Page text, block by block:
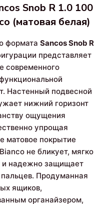
Snob R 1.0 100
(матовая белая)
формата Sancos Snob R
представляет
современного
Настенный подвесной
нижний горизонт
ощущения
упрощая
матовое покрытие
не бликует, мягко
и надежно защищает
Продуманная
ящиков,
органайзером,